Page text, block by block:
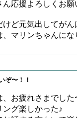
ん応援よろしくお
けど元気出してが
、マリンちゃんに
ぞ〜！！
、お疲れさまでし
ング楽しかった♪